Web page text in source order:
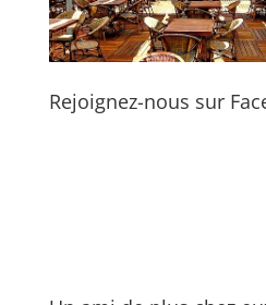
Rejoignez-nous sur